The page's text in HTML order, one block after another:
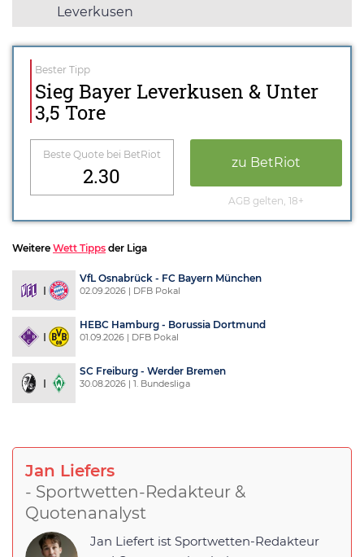
Leverkusen
Bester Tipp
Sieg Bayer Leverkusen & Unter
3,5 Tore
Beste Quote bei BetRiot
2.30
zu BetRiot
AGB gelten, 18+
Weitere Wett Tipps der Liga
VfL Osnabrück - FC Bayern München
02.09.2026 | DFB Pokal
HEBC Hamburg - Borussia Dortmund
01.09.2026 | DFB Pokal
SC Freiburg - Werder Bremen
30.08.2026 | 1. Bundesliga
Jan Liefers
- Sportwetten-Redakteur &
Quotenanalyst
Jan Liefert ist Sportwetten-Redakteur